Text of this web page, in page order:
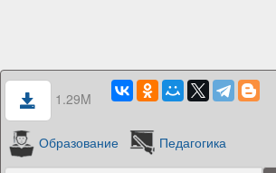
1.29M
Образование Педагогика